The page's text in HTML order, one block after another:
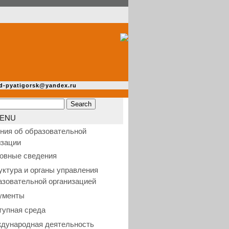
об образовательной
сведения
и органы управления
организацией
среда
деятельность